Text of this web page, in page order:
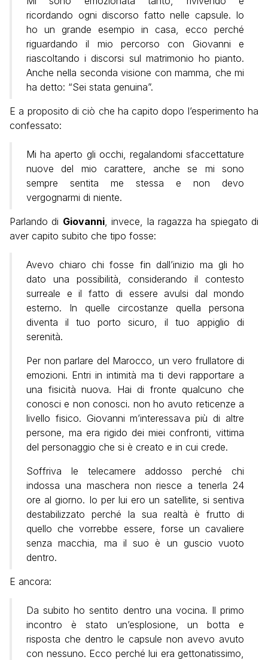
ricordando ogni discorso fatto nelle capsule. Io
ho un grande esempio in casa, ecco perché
riguardando il mio percorso con Giovanni e
riascoltando i discorsi sul matrimonio ho pianto.
Anche nella seconda visione con mamma, che mi
ha detto: “Sei stata genuina”.
E a proposito di ciò che ha capito dopo l’esperimento ha
confessato:
Mi ha aperto gli occhi, regalandomi sfaccettature
nuove del mio carattere, anche se mi sono
sempre sentita me stessa e non devo
vergognarmi di niente.
Parlando di Giovanni, invece, la ragazza ha spiegato di
aver capito subito che tipo fosse:
Avevo chiaro chi fosse fin dall’inizio ma gli ho
dato una possibilità, considerando il contesto
surreale e il fatto di essere avulsi dal mondo
esterno. In quelle circostanze quella persona
diventa il tuo porto sicuro, il tuo appiglio di
serenità.
Per non parlare del Marocco, un vero frullatore di
emozioni. Entri in intimità ma ti devi rapportare a
una fisicità nuova. Hai di fronte qualcuno che
conosci e non conosci. non ho avuto reticenze a
livello fisico. Giovanni m’interessava più di altre
persone, ma era rigido dei miei confronti, vittima
del personaggio che si è creato e in cui crede.
Soffriva le telecamere addosso perché chi
indossa una maschera non riesce a tenerla 24
ore al giorno. Io per lui ero un satellite, si sentiva
destabilizzato perché la sua realtà è frutto di
quello che vorrebbe essere, forse un cavaliere
senza macchia, ma il suo è un guscio vuoto
dentro.
E ancora:
Da subito ho sentito dentro una vocina. Il primo
incontro è stato un’esplosione, un botta e
risposta che dentro le capsule non avevo avuto
con nessuno. Ecco perché lui era gettonatissimo,